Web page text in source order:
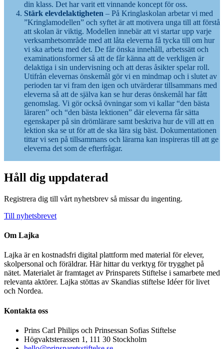
din klass. Det har varit ett vinnande koncept för oss.
Stärk elevdelaktigheten – På Kringlaskolan arbetar vi med
”Kringlamodellen” och syftet är att motivera unga till att förstå
att skolan är viktig. Modellen innebär att vi startar upp varje
verksamhetsområde med att låta eleverna få tycka till om hur
vi ska arbeta med det. De får önska innehåll, arbetssätt och
examinationsformer så att de får känna att de verkligen är
delaktiga i sin undervisning och att deras åsikter spelar roll.
Utifrån elevernas önskemål gör vi en mindmap och i slutet av
perioden tar vi fram den igen och utvärderar tillsammans med
eleverna så att de själva kan se hur deras önskemål har fått
genomslag. Vi gör också övningar som vi kallar “den bästa
läraren” och “den bästa lektionen” där eleverna får sätta
egenskaper på sin drömlärare samt beskriva hur de vill att en
lektion ska se ut för att de ska lära sig bäst. Dokumentationen
tittar vi sen på tillsammans och lärarna kan inspireras till att ge
eleverna det som de efterfrågar.
Håll dig uppdaterad
Registrera dig till vårt nyhetsbrev så missar du ingenting.
Till nyhetsbrevet
Om Lajka
Lajka är en kostnadsfri digital plattform med material för elever,
skolpersonal och föräldrar. Här hittar du verktyg för trygghet på
nätet. Materialet är framtaget av Prinsparets Stiftelse i samarbete med
relevanta aktörer. Lajka stöttas av Skandias stiftelse Idéer för livet
och Nordea.
Kontakta oss
Prins Carl Philips och Prinsessan Sofias Stiftelse
Högvaktsterassen 1, 111 30 Stockholm